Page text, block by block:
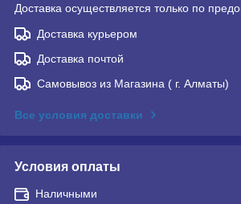
Доставка осуществляется только по
Доставка курьером
Доставка почтой
Самовывоз из Магазина ( г. Алматы)
Все условия доставки
Условия оплаты
Наличными